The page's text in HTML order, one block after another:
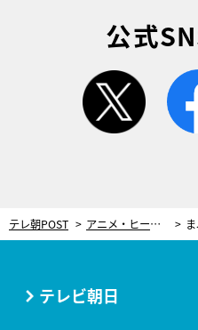
公式
twitter
テレ朝POST アニメ・ヒーロー
テレビ朝日